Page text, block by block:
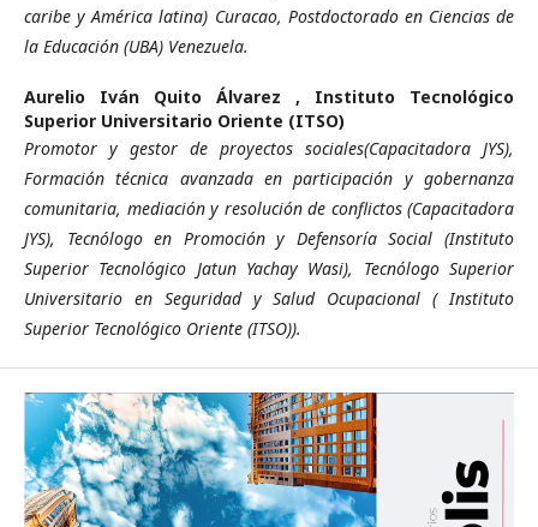
caribe y América latina) Curacao, Postdoctorado en Ciencias de
la Educación (UBA) Venezuela.
Aurelio Iván Quito Álvarez , Instituto Tecnológico
Superior Universitario Oriente (ITSO)
Promotor y gestor de proyectos sociales(Capacitadora JYS),
Formación técnica avanzada en participación y gobernanza
comunitaria, mediación y resolución de conflictos (Capacitadora
JYS), Tecnólogo en Promoción y Defensoría Social (Instituto
Superior Tecnológico Jatun Yachay Wasi), Tecnólogo Superior
Universitario en Seguridad y Salud Ocupacional ( Instituto
Superior Tecnológico Oriente (ITSO)).